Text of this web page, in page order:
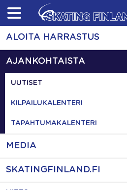
Skip
content
ALOITA HARRASTUS
AJANKOHTAISTA
UUTISET
KILPAILUKALENTERI
TAPAHTUMAKALENTERI
MEDIA
SKATINGFINLAND.FI